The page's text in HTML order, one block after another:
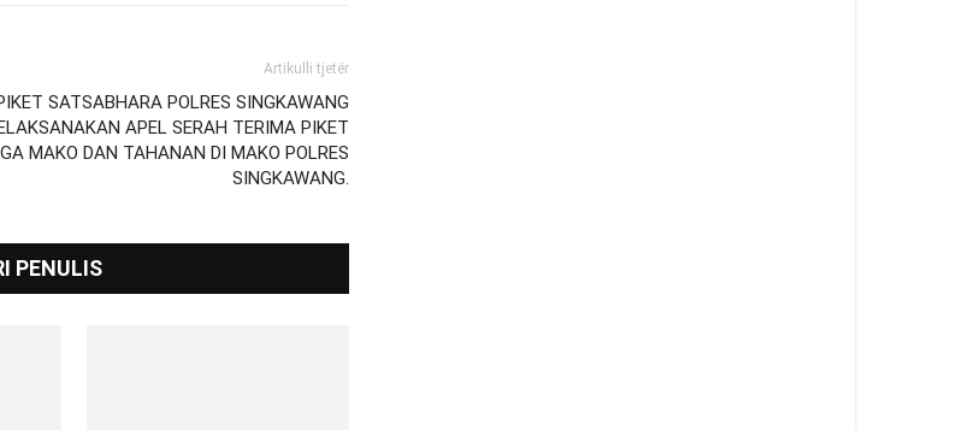
Artikulli tjetër
SATSABHARA POLRES SINGKAWANG
APEL SERAH TERIMA PIKET
MAKO DAN TAHANAN DI MAKO POLRES
SINGKAWANG.
PENULIS